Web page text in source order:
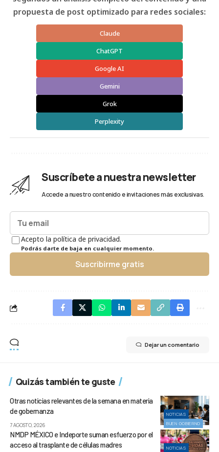
propuesta de post optimizado para redes sociales:
Claude
ChatGPT
Google AI
Gemini
Grok
Perplexity
Suscríbete a nuestra newsletter
Accede a nuestro contenido e invitaciones más exclusivas.
Acepto la política de privacidad.
Podrás darte de baja en cualquier momento.
Suscribirme gratis
Dejar un comentario
Quizás también te guste
NOTICIAS
BUEN GOBIERNO
Otras noticias relevantes de la semana en materia
de gobernanza
7 AGOSTO, 2026
NOTICIAS
NMDP MÉXICO e Indeporte suman esfuerzo por el
acceso al trasplante de células madres